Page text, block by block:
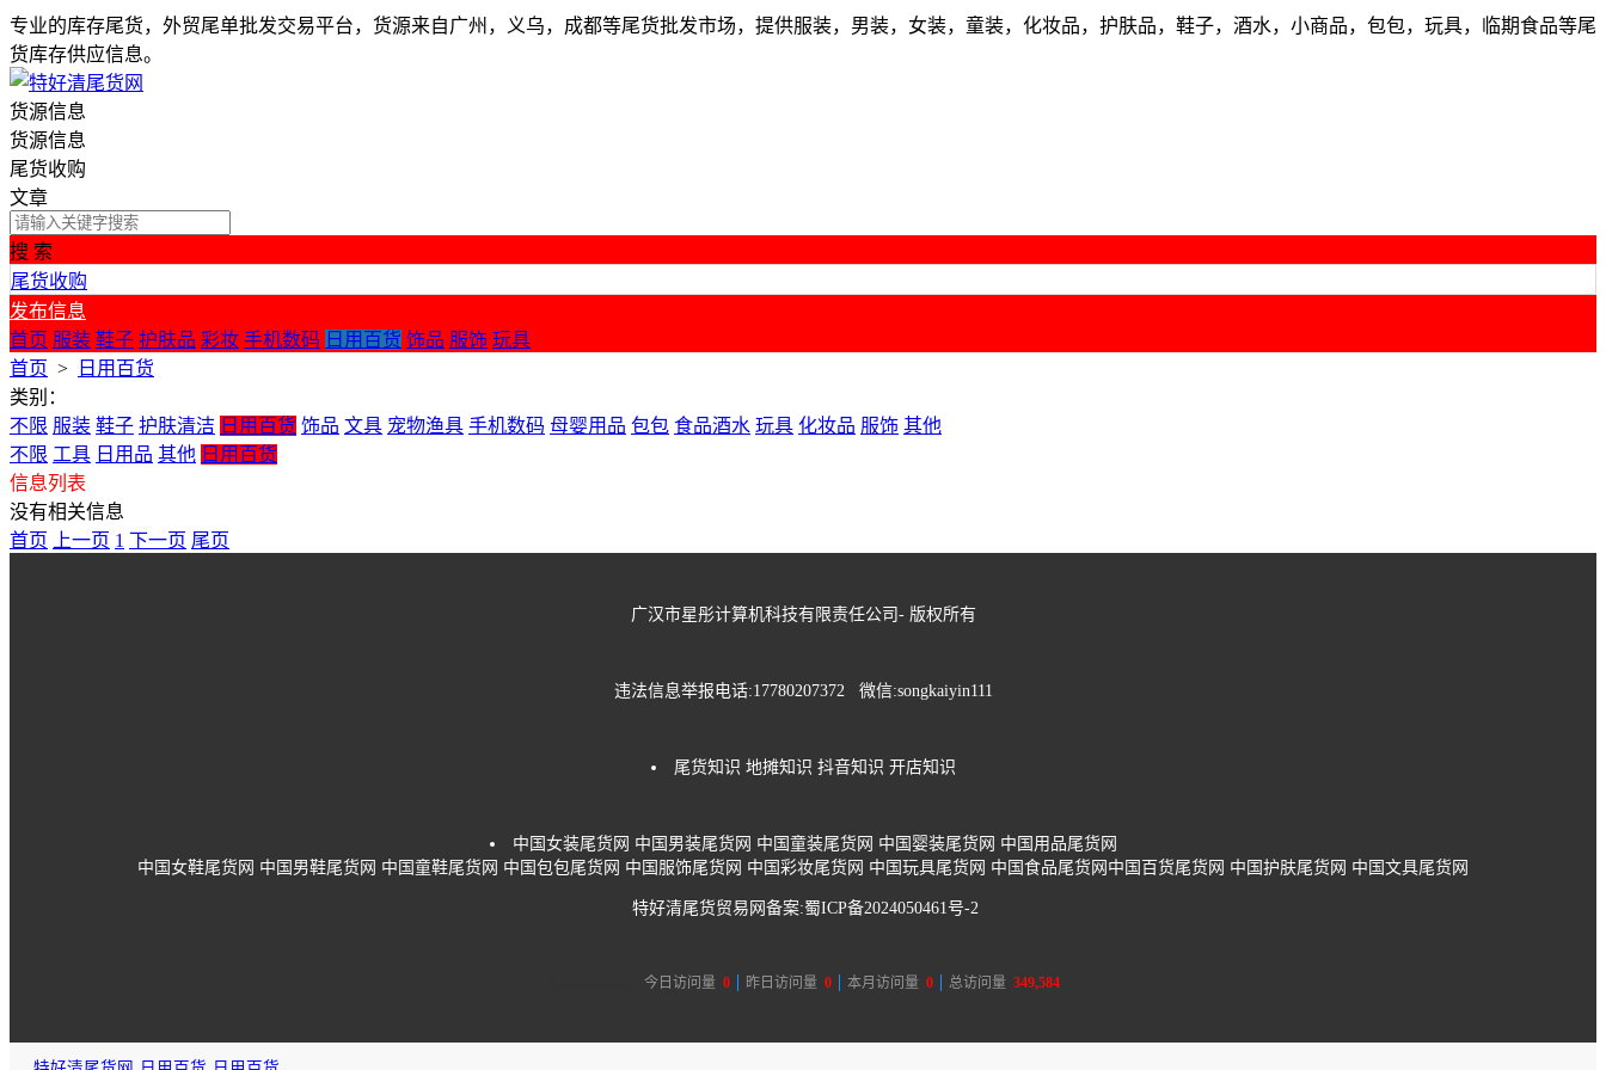
专业的库存尾货，外贸尾单批发交易平台，货源来自广州，义乌，成都等尾货批发市场，提供服装，男装，女装，童装，化妆品，护肤品，鞋子，酒水，小商品，包包，玩具，临期食品等尾
货库存供应信息。
货源信息
货源信息
尾货收购
文章
搜 索
尾货收购
发布信息
首页 服装 鞋子 护肤品 彩妆 手机数码 日用百货 饰品 服饰 玩具
首页 >
日用百货
类别：
不限 服装 鞋子 护肤清洁 日用百货 饰品 文具 宠物渔具 手机数码 母婴用品 包包 食品酒水 玩具 化妆品 服饰 其他
不限 工具 日用品 其他 日用百货
信息列表
没有相关信息
首页
上一页 1 下一页 尾页
广汉市星彤计算机科技有限责任公司- 版权所有
违法信息举报电话:17780207372 微信:songkaiyin111
尾货知识 地摊知识 抖音知识 开店知识
中国女装尾货网 中国男装尾货网 中国童装尾货网 中国婴装尾货网 中国用品尾货网
中国女鞋尾货网 中国男鞋尾货网 中国童鞋尾货网 中国包包尾货网 中国服饰尾货网 中国彩妆尾货网 中国玩具尾货网 中国食品尾货网 中国百货尾货网 中国护肤尾货网 中国文具尾货网
特好清尾货贸易网备案:蜀ICP备2024050461号-2
今日访问量 0 昨日访问量 0 本月访问量 0 总访问量 349,584